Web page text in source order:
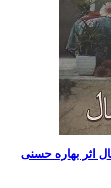
اثر بهاره حسنی